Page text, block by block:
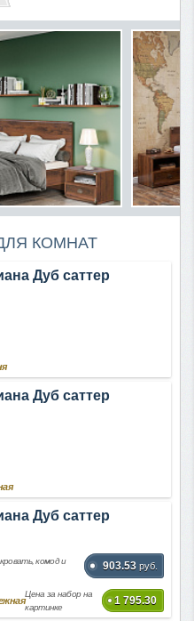
КОМНАТ
Дуб саттер
Дуб саттер
Дуб саттер
комод и
903.53 руб.
Цена за набор на
картинке
1 795.30